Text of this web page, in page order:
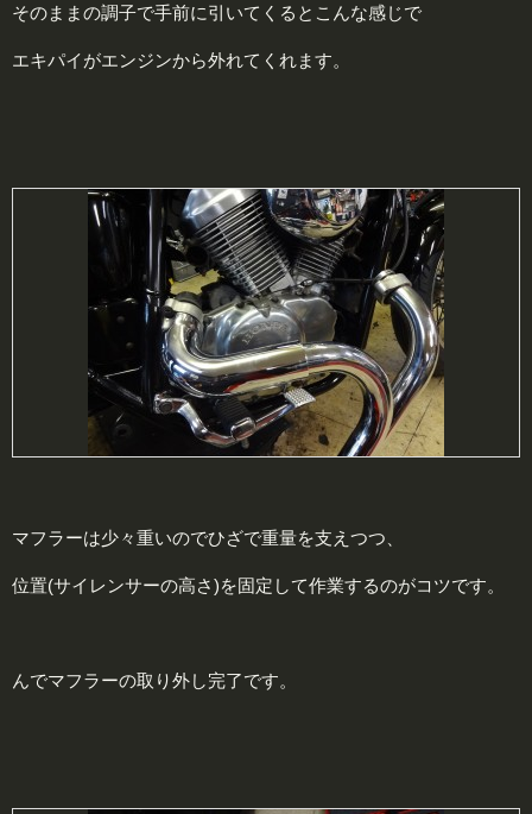
そのままの調子で手前に引いてくるとこんな感じで
エキパイがエンジンから外れてくれます。
マフラーは少々重いのでひざで重量を支えつつ、
位置(サイレンサーの高さ)を固定して作業するのがコツです。
んでマフラーの取り外し完了です。